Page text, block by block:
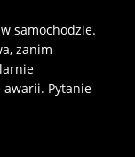
samochodzie.
zanim
Pytanie